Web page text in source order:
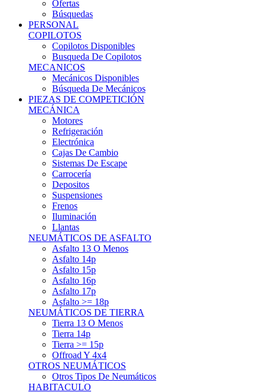
Ofertas
Búsquedas
PERSONAL
COPILOTOS
Copilotos Disponibles
Busqueda De Copilotos
MECANICOS
Mecánicos Disponibles
Búsqueda De Mecánicos
PIEZAS DE COMPETICIÓN
MECÁNICA
Motores
Refrigeración
Electrónica
Cajas De Cambio
Sistemas De Escape
Carrocería
Depositos
Suspensiones
Frenos
Iluminación
Llantas
NEUMÁTICOS DE ASFALTO
Asfalto 13 O Menos
Asfalto 14p
Asfalto 15p
Asfalto 16p
Asfalto 17p
Asfalto >= 18p
NEUMÁTICOS DE TIERRA
Tierra 13 O Menos
Tierra 14p
Tierra >= 15p
Offroad Y 4x4
OTROS NEUMÁTICOS
Otros Tipos De Neumáticos
HABITACULO